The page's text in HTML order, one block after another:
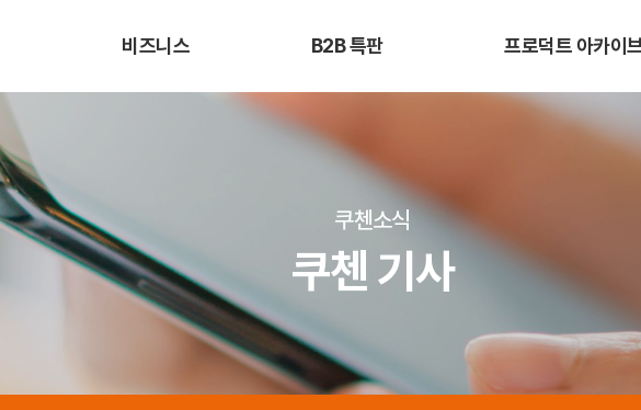
쿠첸기술력
쿠첸 밥맛 연구소
지적재산권 현황
쿠첸소식
비즈니스
북미 판매 법인
중국 판매 법인
중국 생산 법인
B2B 특판
B2B 상담 신청
B2B 빌트인 가전
납품 실적 및 적용 사례
B2B 제품 안내
프로덕트 아카이
쿠첸소식
쿠첸 기사